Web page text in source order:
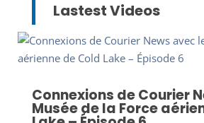
Lastest Videos
Connexions de Courier
Musée de la Force